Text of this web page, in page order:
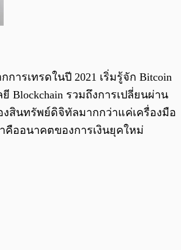
การเทรดในปี 2021 เริ่มรู้จัก Bitcoin
Blockchain รวมถึงการเปลี่ยนผ่าน
งสินทรัพย์ดิจิทัลมากกว่าแค่เครื่องมือ
คืออนาคตของการเงินยุคใหม่